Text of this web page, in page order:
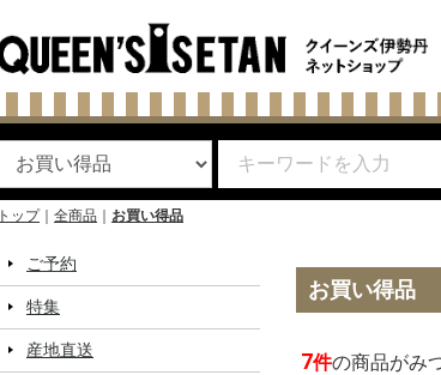
トップ
全商品 お買い得品
ご予約
特集
産地直送
お買い得品
7件の商品がみ